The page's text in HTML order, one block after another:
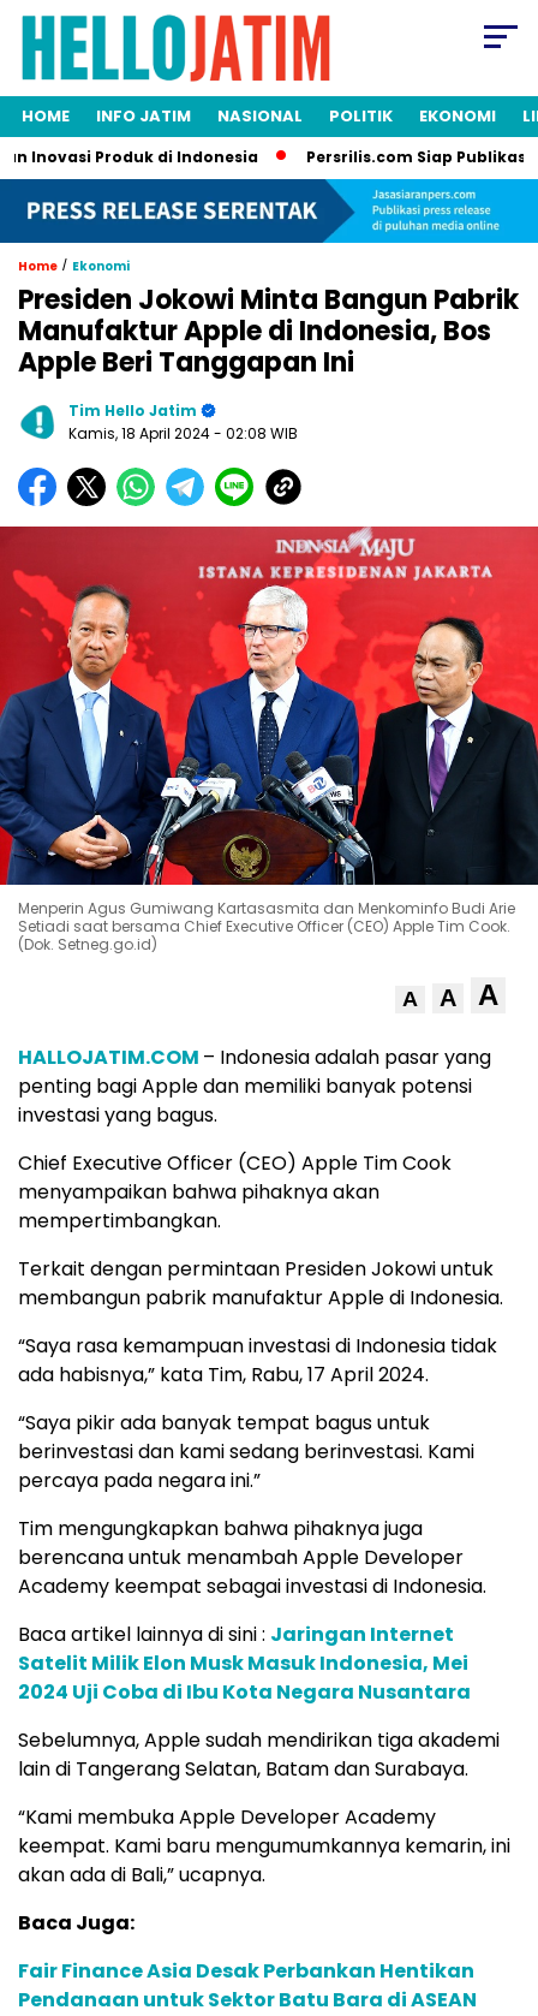
HOME INFO JATIM NASIONAL POLITIK EKONOMI
Produk di Indonesia Persrilis.com Siap Publikasikan
Home / Ekonomi
Presiden Jokowi Minta Bangun Pabrik
Manufaktur Apple di Indonesia, Bos
Apple Beri Tanggapan Ini
Tim Hello Jatim
Kamis, 18 April 2024- 02:08 WIB
Menperin Agus Gumiwang Kartasasmita dan Menkominfo Budi Arie
Setiadi saat bersama Chief Executive Officer (CEO) Apple Tim Cook.
(Dok. Setneg.go.id)
A A A
HALLOJATIM.COM – Indonesia adalah pasar yang
penting bagi Apple dan memiliki banyak potensi
investasi yang bagus.
Chief Executive Officer (CEO) Apple Tim Cook
menyampaikan bahwa pihaknya akan
mempertimbangkan.
Terkait dengan permintaan Presiden Jokowi untuk
membangun pabrik manufaktur Apple di Indonesia.
“Saya rasa kemampuan investasi di Indonesia tidak
ada habisnya,” kata Tim, Rabu, 17 April 2024.
“Saya pikir ada banyak tempat bagus untuk
berinvestasi dan kami sedang berinvestasi. Kami
percaya pada negara ini.”
Tim mengungkapkan bahwa pihaknya juga
berencana untuk menambah Apple Developer
Academy keempat sebagai investasi di Indonesia.
Baca artikel lainnya di sini : Jaringan Internet
Satelit Milik Elon Musk Masuk Indonesia, Mei
2024 Uji Coba di Ibu Kota Negara Nusantara
Sebelumnya, Apple sudah mendirikan tiga akademi
lain di Tangerang Selatan, Batam dan Surabaya.
“Kami membuka Apple Developer Academy
keempat. Kami baru mengumumkannya kemarin, ini
akan ada di Bali,” ucapnya.
Baca Juga:
Fair Finance Asia Desak Perbankan Hentikan
Pendanaan untuk Sektor Batu Bara di ASEAN